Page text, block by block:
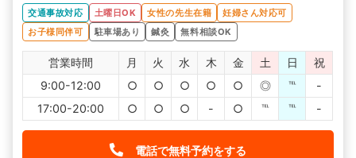
交通事故対応 土曜日OK 女性の先生在籍
妊婦さん対応可
お子様同伴可
駐車場あり 鍼灸 無料相談OK
営業時間 月 火 水 木 金 土 日
祝
9:00-12:00
○ ○ ○ ○ ○ ◎ ℡
-
17:00-20:00
○ ○ ○ - ○ ℡ ℡ -
電話で無料予約をする